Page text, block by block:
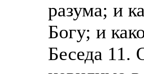
разума; и
Богу; и
Беседа 11.